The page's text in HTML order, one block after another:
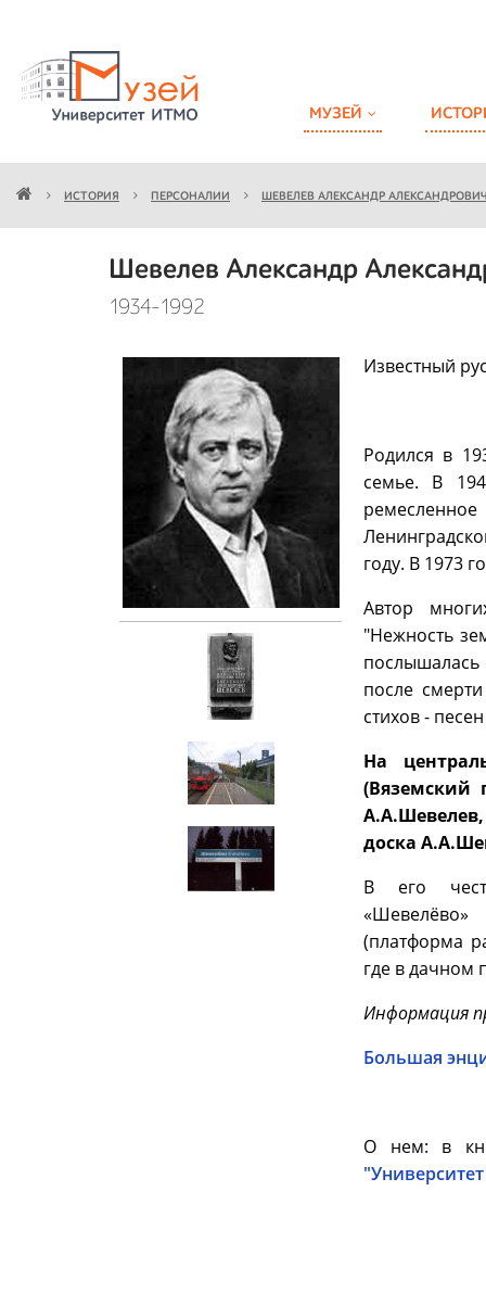
МУЗЕЙ
ИСТОРИЯ ПЕРСОНАЛИИ ШЕВЕЛЕВ АЛЕКСАНДР
Шевелев Александр
1934-1992
Известный
Родился в
семье. В
году. В 1973
Автор
"Нежность
послышалась
после
стихов -
На
(Вяземский
доска
В его
(платформа
где в дачном
Информация
Большая
О нем: в